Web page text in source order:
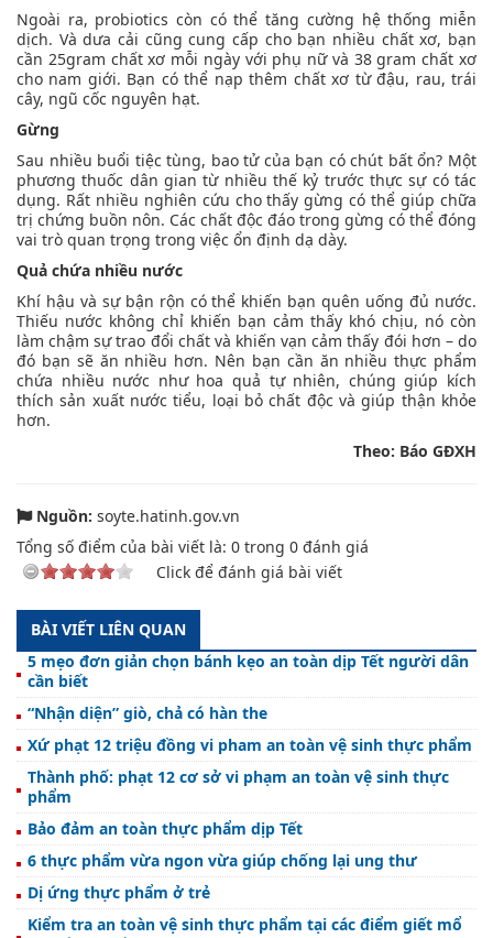
Ngoài ra, probiotics còn có thể tăng cường hệ thống miễn
dịch. Và dưa cải cũng cung cấp cho bạn nhiều chất xơ, bạn
cần 25gram chất xơ mỗi ngày với phụ nữ và 38 gram chất xơ
cho nam giới. Bạn có thể nạp thêm chất xơ từ đậu, rau, trái
cây, ngũ cốc nguyên hạt.
Gừng
Sau nhiều buổi tiệc tùng, bao tử của bạn có chút bất ổn? Một
phương thuốc dân gian từ nhiều thế kỷ trước thực sự có tác
dụng. Rất nhiều nghiên cứu cho thấy gừng có thể giúp chữa
trị chứng buồn nôn. Các chất độc đáo trong gừng có thể đóng
vai trò quan trọng trong việc ổn định dạ dày.
Quả chứa nhiều nước
Khí hậu và sự bận rộn có thể khiến bạn quên uống đủ nước.
Thiếu nước không chỉ khiến bạn cảm thấy khó chịu, nó còn
làm chậm sự trao đổi chất và khiến vạn cảm thấy đói hơn – do
đó bạn sẽ ăn nhiều hơn. Nên bạn cần ăn nhiều thực phẩm
chứa nhiều nước như hoa quả tự nhiên, chúng giúp kích
thích sản xuất nước tiểu, loại bỏ chất độc và giúp thận khỏe
hơn.
Theo: Báo GĐXH
Nguồn: soyte.hatinh.gov.vn
Tổng số điểm của bài viết là: 0 trong 0 đánh giá
Click để đánh giá bài viết
BÀI VIẾT LIÊN QUAN
5 mẹo đơn giản chọn bánh kẹo an toàn dịp Tết người dân
cần biết
“Nhận diện” giò, chả có hàn the
Xứ phạt 12 triệu đồng vi pham an toàn vệ sinh thực phẩm
Thành phố: phạt 12 cơ sở vi phạm an toàn vệ sinh thực
phẩm
Bảo đảm an toàn thực phẩm dịp Tết
6 thực phẩm vừa ngon vừa giúp chống lại ung thư
Dị ứng thực phẩm ở trẻ
Kiểm tra an toàn vệ sinh thực phẩm tại các điểm giết mổ